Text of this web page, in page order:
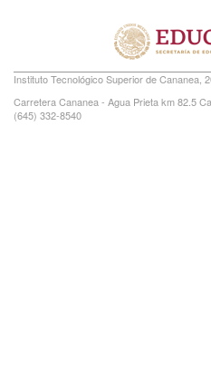
Instituto Tecnológico Superior de Cananea,
Carretera Cananea - Agua Prieta km 82.5
(645) 332-8540